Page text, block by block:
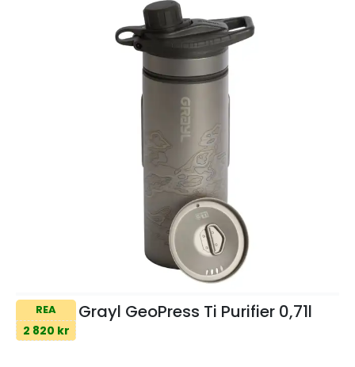
REA
2 820 kr
Grayl GeoPress Ti Purifier 0,71l